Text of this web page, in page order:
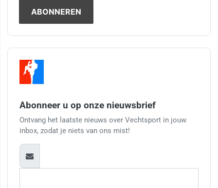
Abonneer u op onze nieuwsbrief
Ontvang het laatste nieuws over Vechtsport in jouw
inbox, zodat je niets van ons mist!